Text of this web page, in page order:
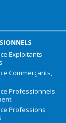
Exploitants
Commerçants,
Professionnels
Professions